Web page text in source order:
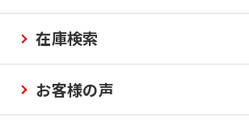
在庫検索
お客様の声